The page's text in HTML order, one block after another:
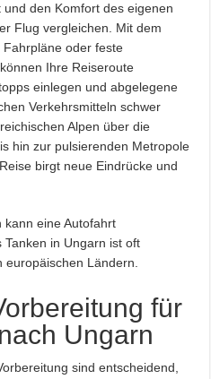
den Komfort des eigenen
Flug vergleichen. Mit dem
Fahrpläne oder feste
Ihre Reiseroute
einlegen und abgelegene
Verkehrsmitteln schwer
Alpen über die
hin zur pulsierenden Metropole
birgt neue Eindrücke und
kann eine Autofahrt
Tanken in Ungarn ist oft
Ländern.
für
Ungarn
sind entscheidend,